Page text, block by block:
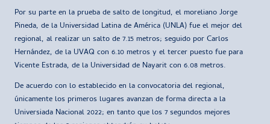
Por su parte en la prueba de salto de longitud, el moreliano Jorge
Pineda, de la Universidad Latina de América (UNLA) fue el mejor del
regional, al realizar un salto de 7.15 metros; seguido por Carlos
Hernández, de la UVAQ con 6.10 metros y el tercer puesto fue para
Vicente Estrada, de la Universidad de Nayarit con 6.08 metros.
De acuerdo con lo establecido en la convocatoria del regional,
únicamente los primeros lugares avanzan de forma directa a la
Universiada Nacional 2022; en tanto que los 7 segundos mejores